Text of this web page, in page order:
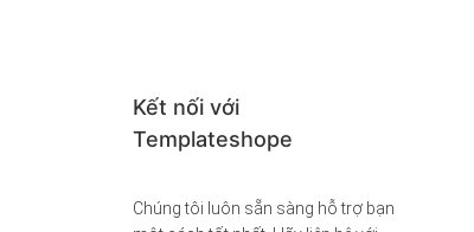
Kết nối với
Templateshope
Chúng tôi luôn sẵn sàng hỗ trợ bạn